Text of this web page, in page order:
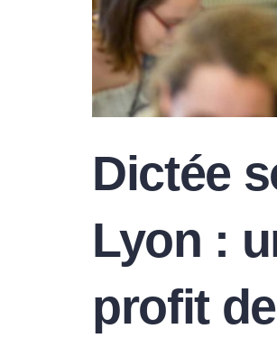
Dictée
Lyon :
profit